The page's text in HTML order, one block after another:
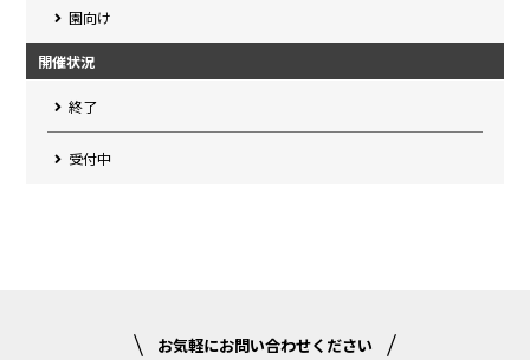
園向け
開催状況
終了
受付中
お気軽にお問い合わせください